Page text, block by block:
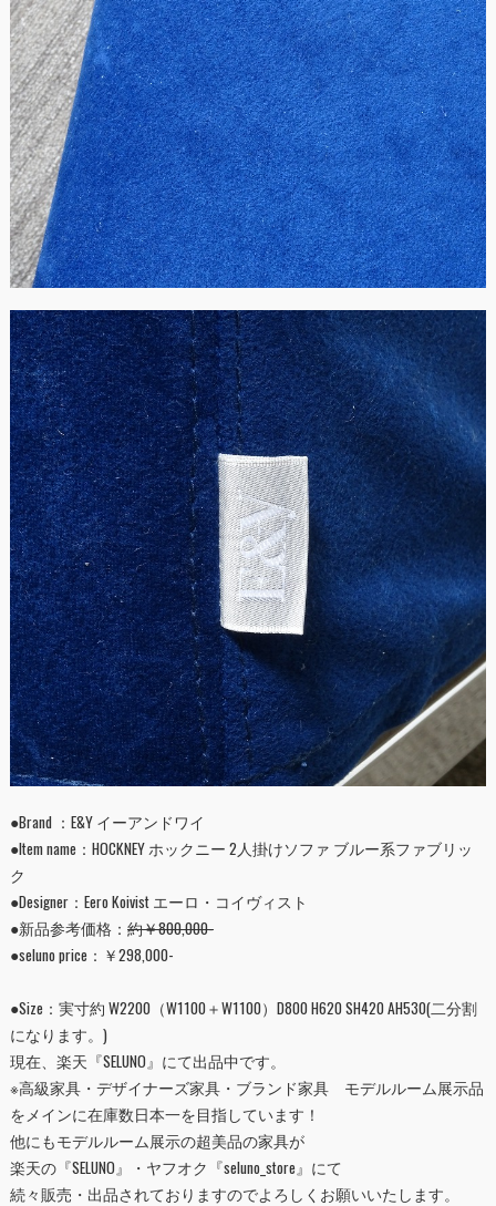
●Brand ：E&Y イーアンドワイ
●Item name：HOCKNEY ホックニー 2人掛けソファ ブルー系ファブリッ
ク
●Designer：Eero Koivist エーロ・コイヴィスト
●新品参考価格： 約￥800,000-
●seluno price：￥298,000-
●Size：実寸約 W2200（W1100＋W1100）D800 H620 SH420 AH530(二分割
になります。)
現在、楽天『SELUNO』にて出品中です。
※高級家具・デザイナーズ家具・ブランド家具 モデルルーム展示品
をメインに在庫数日本一を目指しています！
他にもモデルルーム展示の超美品の家具が
楽天の『SELUNO』・ヤフオク『seluno_store』にて
続々販売・出品されておりますのでよろしくお願いいたします。